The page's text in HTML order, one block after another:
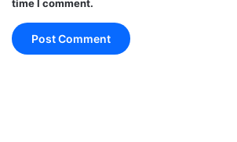
time I comment.